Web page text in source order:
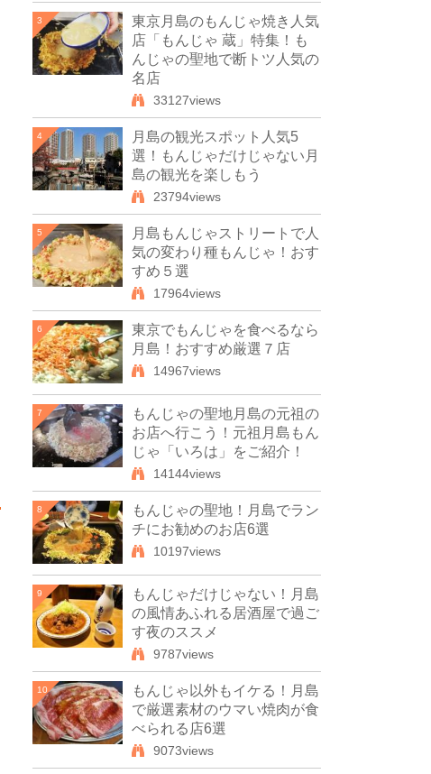
3
東京月島のもんじゃ焼き人気
店「もんじゃ 蔵」特集！も
んじゃの聖地で断トツ人気の
名店
33127views
4
月島の観光スポット人気5
選！もんじゃだけじゃない月
島の観光を楽しもう
23794views
5
月島もんじゃストリートで人
気の変わり種もんじゃ！おす
すめ５選
17964views
6
東京でもんじゃを食べるなら
月島！おすすめ厳選７店
14967views
7
もんじゃの聖地月島の元祖の
お店へ行こう！元祖月島もん
じゃ「いろは」をご紹介！
14144views
8
もんじゃの聖地！月島でラン
チにお勧めのお店6選
10197views
9
もんじゃだけじゃない！月島
の風情あふれる居酒屋で過ご
す夜のススメ
9787views
10
もんじゃ以外もイケる！月島
で厳選素材のウマい焼肉が食
べられる店6選
9073views